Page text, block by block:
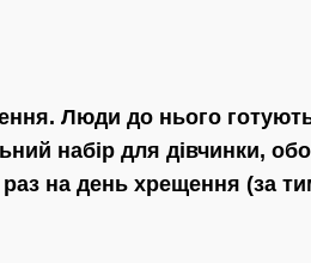
Люди до нього
набір для дівчинки,
на день хрещення (за